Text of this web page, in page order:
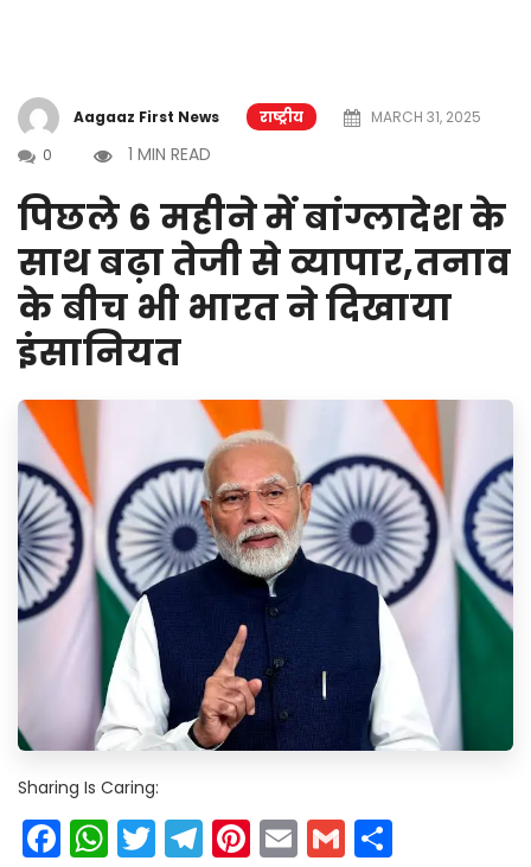
Aagaaz First News राष्ट्रीय
MARCH 31, 2025
0
1 MIN READ
पिछले 6 महीने में बांग्लादेश के
साथ बढ़ा तेजी से व्यापार,तनाव
के बीच भी भारत ने दिखाया
इंसानियत
Sharing Is Caring:
Facebook
WhatsApp
Twitter
Telegram
Pinterest
EmailGmail